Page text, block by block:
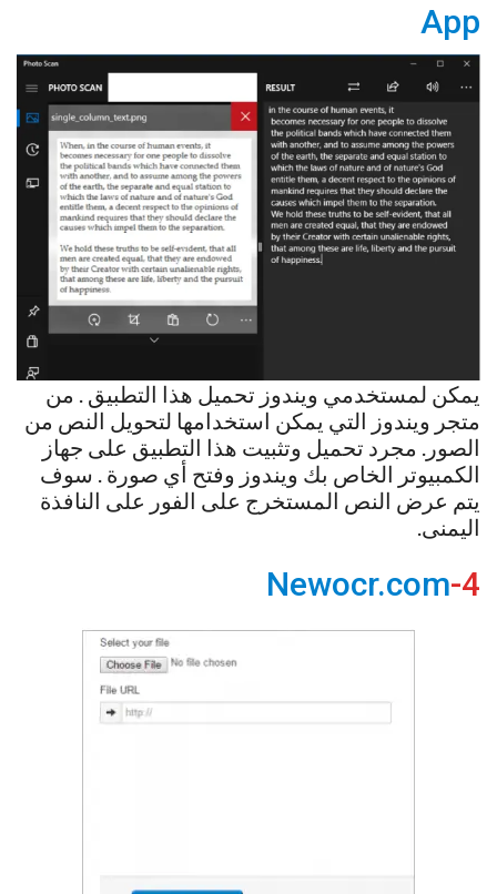
App
يمكن لمستخدمي ويندوز تحميل هذا التطبيق . من
متجر ويندوز التي يمكن استخدامها لتحويل النص من
الصور. مجرد تحميل وتثبيت هذا التطبيق على جهاز
الكمبيوتر الخاص بك ويندوز وفتح أي صورة . سوف
يتم عرض النص المستخرج على الفور على النافذة
اليمنى.
4-
Newocr.com